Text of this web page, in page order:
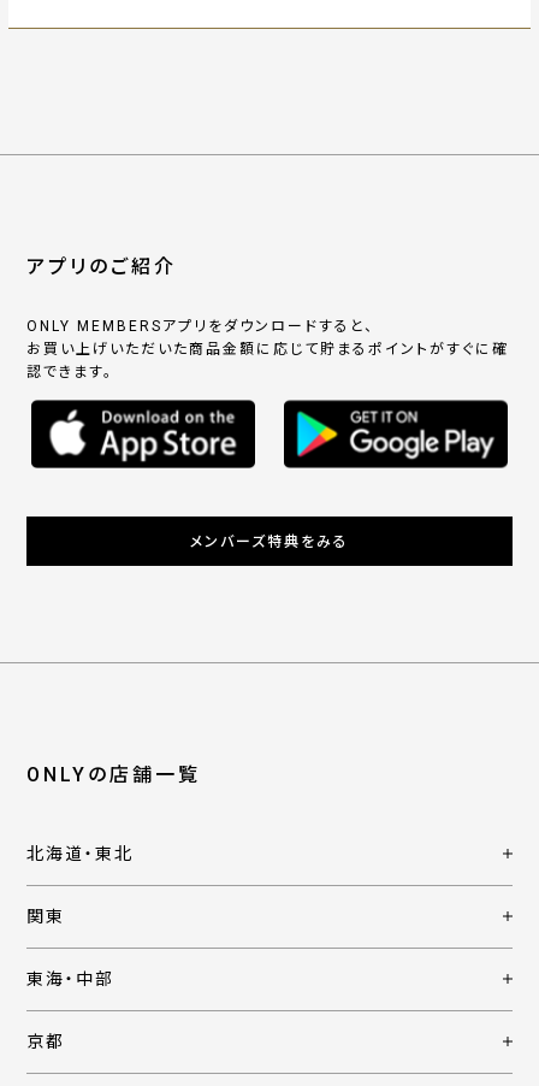
アプリのご紹介
ONLY MEMBERSアプリをダウンロードすると、
お買い上げいただいた商品金額に応じて貯まるポイントがすぐに確
認できます。
メンバーズ特典をみる
ONLYの店舗一覧
北海道・東北
関東
東海・中部
京都